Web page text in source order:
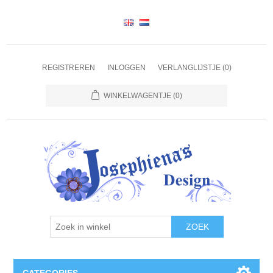
REGISTREREN INLOGGEN VERLANGLIJSTJE (0)
WINKELWAGENTJE (0)
ZOEK